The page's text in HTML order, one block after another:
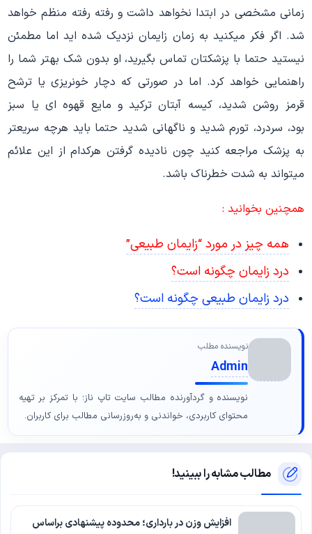
زمانی مشخصی در ابتدا نخواهد داشت و رفته رفته منظم خواهد
شد. اگر فکر میکنید به زمان زایمان نزدیک شده اید اما مطمئن
نیستید حتما با پزشکتان تماس بگیرید، او بدون شک بهتر شما را
راهنمایی خواهد کرد. اما در صورتی که دچار خونریزی یا ترشح
قرمز روشن شدید، کیسه آبتان ترکید و مایع قهوه ای یا سبز
بود، سردرد، تورم شدید و ناگهانی شدید حتما باید هرچه سریعتر
به پزشک مراجعه کنید چون نادیده گرفتن هرکدام از این علائم
میتواند به شدت خطرناک باشد.
همچنین بخوانید :
همه چیز در مورد “زایمان طبیعی”
درد زایمان چگونه است؟
درد زایمان طبیعی چگونه است؟
نویسنده مطلب
Admin
نویسنده و گردآورنده مطالب سایت تاپ ناز؛ با تمرکز بر تهیه
محتوای کاربردی، خواندنی و به‌روزرسانی مطالب برای کاربران.
مطالب مشابه را ببینید!
افزایش وزن در بارداری؛ محدوده پیشنهادی براساس